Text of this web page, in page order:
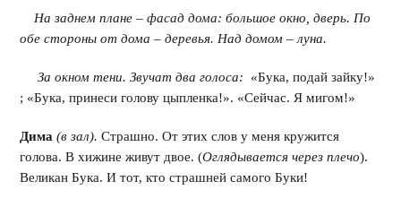
На заднем плане – фасад дома: большое окно, дверь. По
обе стороны от дома – деревья. Над домом – луна.
За окном тени. Звучат два голоса: «Бука, подай зайку!»
; «Бука, принеси голову цыпленка!». «Сейчас. Я мигом!»
Дима (в зал). Страшно. От этих слов у меня кружится
голова. В хижине живут двое. (Оглядывается через плечо).
Великан Бука. И тот, кто страшней самого Буки!